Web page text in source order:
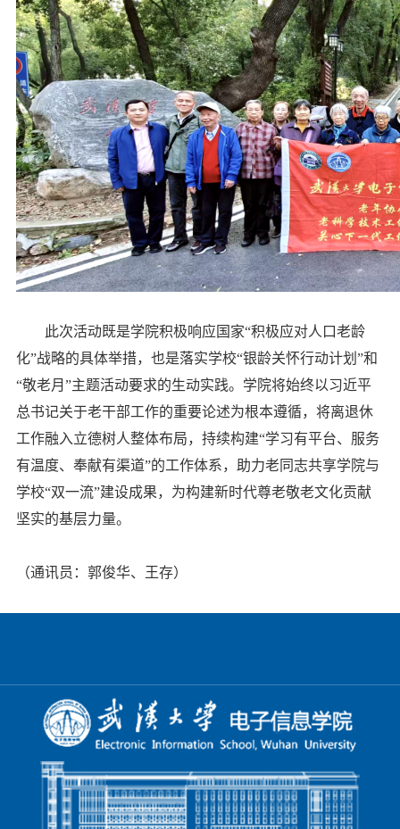
此次活动既是学院积极响应国家“积极应对人口老龄
化”战略的具体举措，也是落实学校“银龄关怀行动计划”和
“敬老月”主题活动要求的生动实践。学院将始终以习近平
总书记关于老干部工作的重要论述为根本遵循，将离退休
工作融入立德树人整体布局，持续构建“学习有平台、服务
有温度、奉献有渠道”的工作体系，助力老同志共享学院与
学校“双一流”建设成果，为构建新时代尊老敬老文化贡献
坚实的基层力量。
（通讯员：郭俊华、王存）